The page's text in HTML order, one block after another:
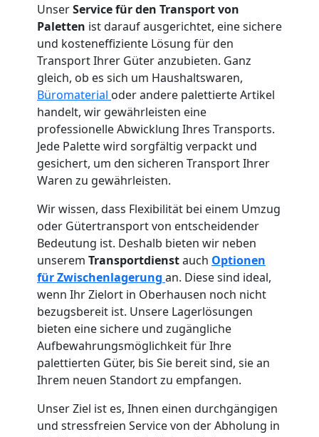
UnserService für den Transport von
Paletten ist darauf ausgerichtet, eine sichere
und kosteneffiziente Lösung für den
Transport Ihrer Güter anzubieten. Ganz
gleich, ob es sich um Haushaltswaren,
Büromaterial oder andere palettierte Artikel
handelt, wir gewährleisten eine
professionelle Abwicklung Ihres Transports.
Jede Palette wird sorgfältig verpackt und
gesichert, um den sicheren Transport Ihrer
Waren zu gewährleisten.
Wir wissen, dass Flexibilität bei einem Umzug
oder Gütertransport von entscheidender
Bedeutung ist. Deshalb bieten wir neben
unserem Transportdienstauch Optionen
für Zwischenlagerung an. Diese sind ideal,
wenn Ihr Zielort in Oberhausen noch nicht
bezugsbereit ist. Unsere Lagerlösungen
bieten eine sichere und zugängliche
Aufbewahrungsmöglichkeit für Ihre
palettierten Güter, bis Sie bereit sind, sie an
Ihrem neuen Standort zu empfangen.
Unser Ziel ist es, Ihnen einen durchgängigen
und stressfreien Service von der Abholung in